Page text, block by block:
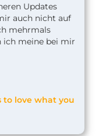
Updates
auch nicht auf
mehrmals
ich meine bei mir
to love what you